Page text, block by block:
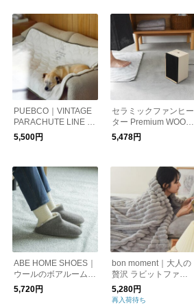
すすめ】
PUEBCO｜VINTAGE
PARACHUTE LINE Q
UILTED BLANKET
（ブランケット）
5,500円
セラミックファンヒー
ター Premium WOOD
1000W／ライフオン
プロダクツ
5,478円
ABE HOME SHOES｜
ウールのボアルームシ
ューズ
5,720円
bon moment｜大人の
贅沢 ラビットファー
毛布
5,280円
再入荷待ち